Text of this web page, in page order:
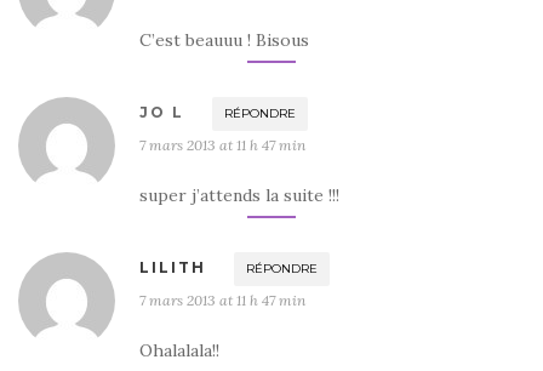
C’est beauuu ! Bisous
JO L RÉPONDRE
7 mars 2013 at 11 h 47 min
super j’attends la suite !!!
LILITH RÉPONDRE
7 mars 2013 at 11 h 47 min
Ohalalala!!